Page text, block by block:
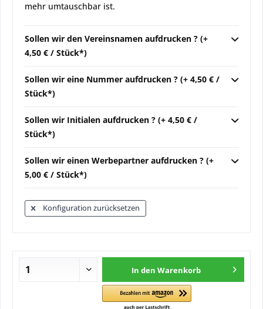
mehr umtauschbar ist.
Sollen wir den Vereinsnamen aufdrucken ? (+
4,50 € / Stück*)
Sollen wir eine Nummer aufdrucken ? (+ 4,50 € /
Stück*)
Sollen wir Initialen aufdrucken ? (+ 4,50 € /
Stück*)
Sollen wir einen Werbepartner aufdrucken ? (+
5,00 € / Stück*)
Konfiguration zurücksetzen
In den Warenkorb